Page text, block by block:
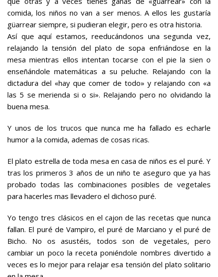
comida, los niños no van a ser menos. A ellos les gustaría
güarrear siempre, si pudieran elegir, pero es otra historia.
Así que aquí estamos, reeducándonos una segunda vez,
relajando la tensión del plato de sopa enfriándose en la
mesa mientras ellos intentan tocarse con el pie la sien o
enseñándole matemáticas a su peluche. Relajando con la
dictadura del «hay que comer de todo» y relajando con «a
las 5 se merienda si o si». Relajando pero no olvidando la
buena mesa.
Y unos de los trucos que nunca me ha fallado es echarle
humor a la comida, ademas de cosas ricas.
El plato estrella de toda mesa en casa de niños es el puré. Y
tras los primeros 3 años de un niño te aseguro que ya has
probado todas las combinaciones posibles de vegetales
para hacerles mas llevadero el dichoso puré.
Yo tengo tres clásicos en el cajon de las recetas que nunca
fallan. El puré de Vampiro, el puré de Marciano y el puré de
Bicho. No os asustéis, todos son de vegetales, pero
cambiar un poco la receta poniéndole nombres divertido a
veces es lo mejor para relajar esa tensión del plato solitario